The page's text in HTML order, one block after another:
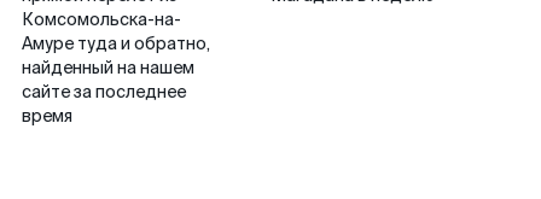
Комсомольска-на-
Амуре туда и обратно,
найденный на нашем
сайте за последнее
время